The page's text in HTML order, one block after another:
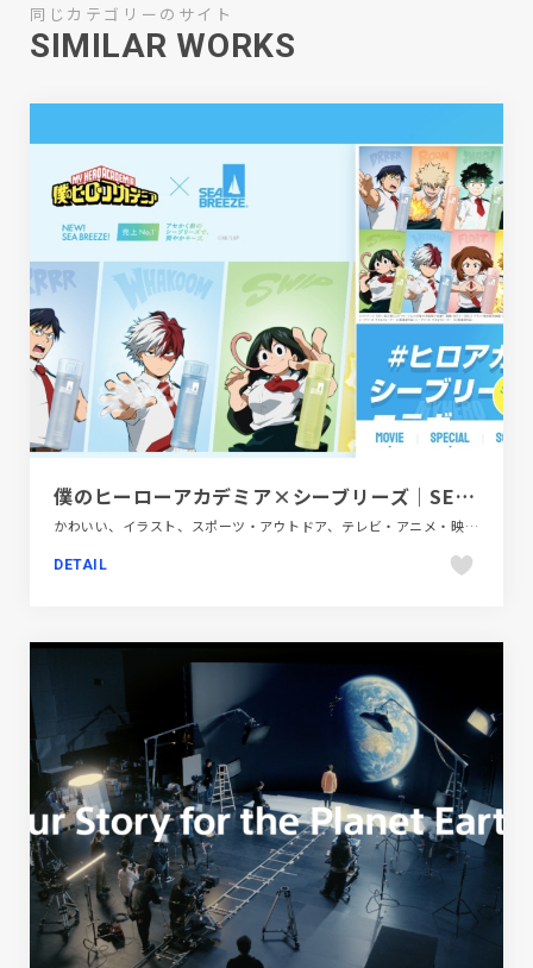
同じカテゴリーのサイト
SIMILAR WORKS
僕のヒーローアカデミア×シーブリーズ｜SEA BREEZE
かわいい、イラスト、スポーツ・アウトドア、テレビ・アニメ・映画・芸能、フラットデザイン、ブランド・サービスサイト、ブルー系、ポップ、モーション多め、医療・ヘルスケア
DETAIL